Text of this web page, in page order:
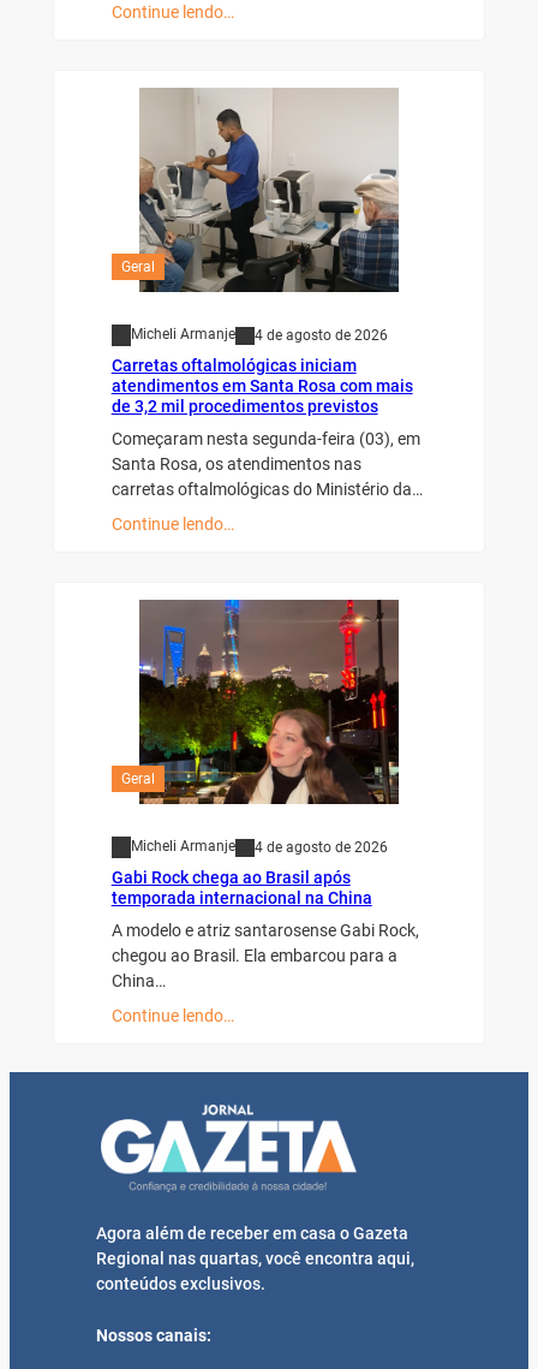
Continue lendo…
Geral
Micheli Armanje 4 de agosto de 2026
Carretas oftalmológicas iniciam
atendimentos em Santa Rosa com mais
de 3,2 mil procedimentos previstos
Começaram nesta segunda-feira (03), em
Santa Rosa, os atendimentos nas
carretas oftalmológicas do Ministério da…
Continue lendo…
Geral
Micheli Armanje 4 de agosto de 2026
Gabi Rock chega ao Brasil após
temporada internacional na China
A modelo e atriz santarosense Gabi Rock,
chegou ao Brasil. Ela embarcou para a
China…
Continue lendo…
Agora além de receber em casa o Gazeta
Regional nas quartas, você encontra aqui,
conteúdos exclusivos.
Nossos canais: